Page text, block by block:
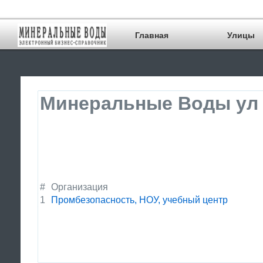
Главная Улицы
Минеральные Воды ул
# Организация
1
Промбезопасность, НОУ, учебный центр